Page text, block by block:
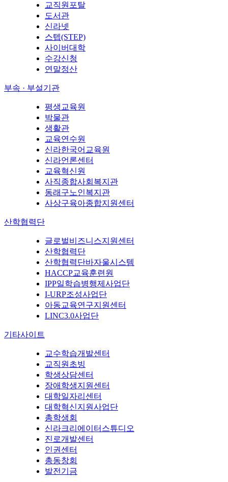
교직원포탈
도서관
신라넷
스텝(STEP)
사이버대학
수강신청
연말정산
부속 · 부설기관
평생교육원
박물관
생활관
교육연수원
신라한국어교육원
신라언론센터
교육혁신원
사직종합사회복지관
동래구노인복지관
사상구육아종합지원센터
산학협력단
글로벌비즈니스지원센터
산학협력단
산학협력단바자울시스템
HACCP교육훈련원
IPP일학습병행제사업단
I-URP조성사업단
아동교육연구지원센터
LINC3.0사업단
기타사이트
교수학습개발센터
교직원초빙
학생상담센터
장애학생지원센터
대학일자리센터
대학혁신지원사업단
총학생회
신라크리에이터스튜디오
진로개발센터
인권센터
총동창회
발전기금